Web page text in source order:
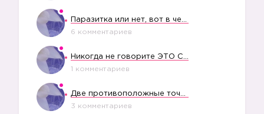
6 комментариев
1 комментариев
3 комментариев